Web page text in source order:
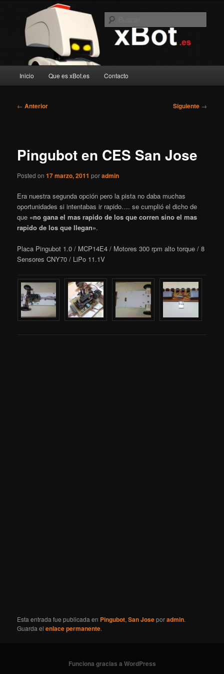
contenido
xBot.es
Blog de robotica recreativa
principal
Inicio Que es xBot.es Contacto
Navegación
← Anterior Siguiente →
Pingubot en CES San Jose
Posted on17 marzo, 2011 poradmin
Era nuestra segunda opción pero la pista no daba muchas
oportunidades si intentabas ir rapido…. se cumplió el dicho de
que «no gana el mas rapido de los que corren sino el mas
rapido de los que llegan».
Placa Pingubot 1.0 / MCP14E4 / Motores 300 rpm alto torque / 8
Sensores CNY70 / LiPo 11.1V
Esta entrada fue publicada en Pingubot,San Joseporadmin.
Guarda elenlace permanente.
Funciona gracias a WordPress